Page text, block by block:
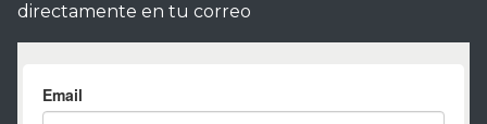
directamente en tu correo